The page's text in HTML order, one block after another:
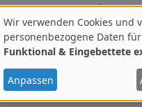
Erstellt:
Verwendung
von
Daten
Wir verwenden Cookies und
personenbezogene Daten
Funktional & Eingebettete
Anpassen